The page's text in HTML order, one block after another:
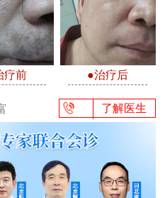
疗前 ●治疗后
了解医生